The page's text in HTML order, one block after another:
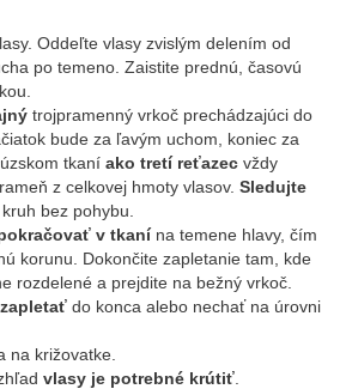
Oddeľte vlasy zvislým delením od
po temeno. Zaistite prednú, časovú
trojpramenný vrkoč prechádzajúci do
bude za ľavým uchom, koniec za
tkaníako tretí reťazec vždy
z celkovej hmoty vlasov.Sledujte
bez pohybu.
v tkanína temene hlavy, čím
korunu. Dokončite zapletanie tam, kde
rozdelené a prejdite na bežný vrkoč.
do konca alebo nechať na úrovni
na križovatke.
vlasy je potrebné krútiť